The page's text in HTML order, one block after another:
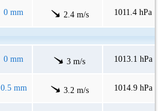
0 mm 2.4 m/s 1011.4 hPa
0 mm 3 m/s 1013.1 hPa
0.5 mm 3.2 m/s 1014.9 hPa